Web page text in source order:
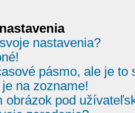
nastavenia?
pásmo, ale je to
na zozname!
obrázok pod